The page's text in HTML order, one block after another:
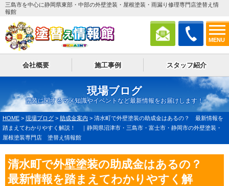
MENU
三島市を中心に静岡県東部・中部の外壁塗装・屋根塗装・雨漏り修理専門店塗替え情
報館
会社概要 施工事例 スタッフ紹介
現場ブログ
塗装に関するマメ知識やイベントなど最新情報をお届けします！
HOME > 現場ブログ > 助成金案内 > 清水町で外壁塗装の助成金はあるの？ 最新情報を
踏まえてわかりやすく解説！ ｜静岡県沼津市・三島市・富士市・静岡市の外壁塗装・
屋根塗装専門店 塗替え情報館
清水町で外壁塗装の助成金はあるの？
最新情報を踏まえてわかりやすく解